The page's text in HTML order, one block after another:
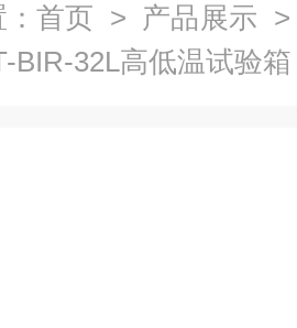
首页 > 产品展示
BIR-32L高低温试验箱